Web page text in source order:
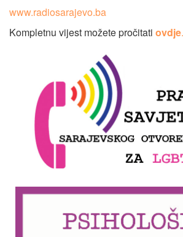
www.radiosarajevo.ba
Kompletnu vijest možete pročitati ovdje.